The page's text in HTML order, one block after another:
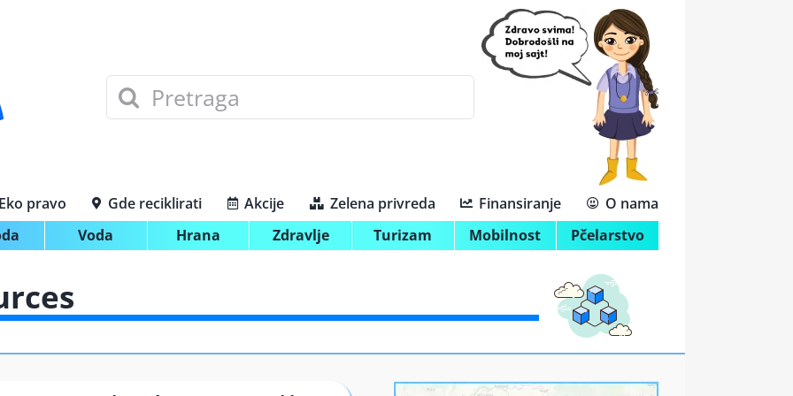
Search
for:
Voda Hrana Zdravlje Turizam Mobilnost Pčelarstvo
Eko pravo Gde reciklirati Akcije Zelena privreda Finansiranje O nama